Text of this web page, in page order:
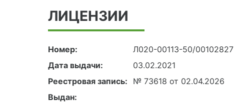
ЛИЦЕНЗИИ
Номер:
Л020-00113-50/00102827
Дата выдачи:
03.02.2021
Реестровая запись:
№ 73618 от 02.04.2026
Выдан: